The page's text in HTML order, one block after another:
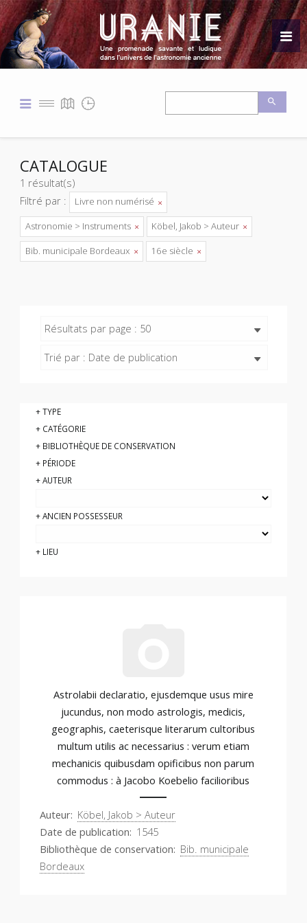
CATALOGUE
1 résultat(s)
Filtré par :
Livre non numérisé
Astronomie > Instruments
Köbel, Jakob > Auteur
Bib. municipale Bordeaux
16e siècle
Résultats par page : 50
Trié par : Date de publication
Astrolabii declaratio, ejusdemque usus mire
jucundus, non modo astrologis, medicis,
geographis, caeterisque literarum cultoribus
multum utilis ac necessarius : verum etiam
mechanicis quibusdam opificibus non parum
commodus : à Jacobo Koebelio facilioribus
Auteur Köbel, Jakob > Auteur
Date de publication 1545
Bibliothèque de conservation Bib. municipale
Bordeaux
TYPE
CATÉGORIE
BIBLIOTHÈQUE DE CONSERVATION
PÉRIODE
AUTEUR
ANCIEN POSSESSEUR
LIEU